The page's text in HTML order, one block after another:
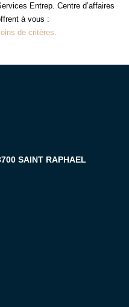
Entrep. Centre d’affaires
à vous :
de critères.
SAINT RAPHAEL